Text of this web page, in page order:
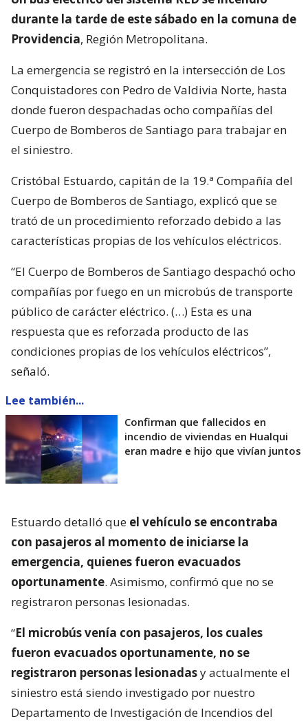
durante la tarde de este sábado en la comuna de
Providencia, Región Metropolitana.
La emergencia se registró en la intersección de Los
Conquistadores con Pedro de Valdivia Norte, hasta
donde fueron despachadas ocho compañías del
Cuerpo de Bomberos de Santiago para trabajar en
el siniestro.
Cristóbal Estuardo, capitán de la 19.ª Compañía del
Cuerpo de Bomberos de Santiago, explicó que se
trató de un procedimiento reforzado debido a las
características propias de los vehículos eléctricos.
“El Cuerpo de Bomberos de Santiago despachó ocho
compañías por fuego en un microbús de transporte
público de carácter eléctrico. (…) Esta es una
respuesta que es reforzada producto de las
condiciones propias de los vehículos eléctricos”,
señaló.
Lee también...
Confirman que fallecidos en
incendio de viviendas en Hualqui
eran madre e hijo que vivían juntos
Estuardo detalló que el vehículo se encontraba
con pasajeros al momento de iniciarse la
emergencia, quienes fueron evacuados
oportunamente. Asimismo, confirmó que no se
registraron personas lesionadas.
“El microbús venía con pasajeros, los cuales
fueron evacuados oportunamente, no se
registraron personas lesionadasy actualmente el
siniestro está siendo investigado por nuestro
Departamento de Investigación de Incendios del